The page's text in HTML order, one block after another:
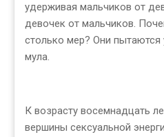
удерживая мальчиков от
девочек от мальчиков.
столько мер? Они пытаются
мула.
К возрасту восемнадцать
вершины сексуальной